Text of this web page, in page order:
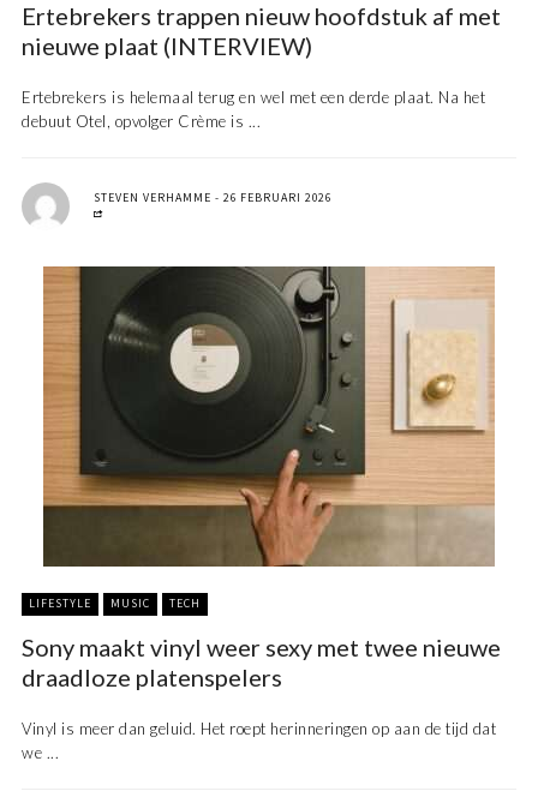
Ertebrekers trappen nieuw hoofdstuk af met
nieuwe plaat (INTERVIEW)
Ertebrekers is helemaal terug en wel met een derde plaat. Na het
debuut Otel, opvolger Crème is ...
STEVEN VERHAMME 26 FEBRUARI 2026
LIFESTYLE MUSIC TECH
Sony maakt vinyl weer sexy met twee nieuwe
draadloze platenspelers
Vinyl is meer dan geluid. Het roept herinneringen op aan de tijd dat
we ...